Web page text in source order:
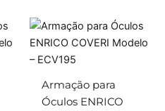
Armação para
Óculos ENRICO